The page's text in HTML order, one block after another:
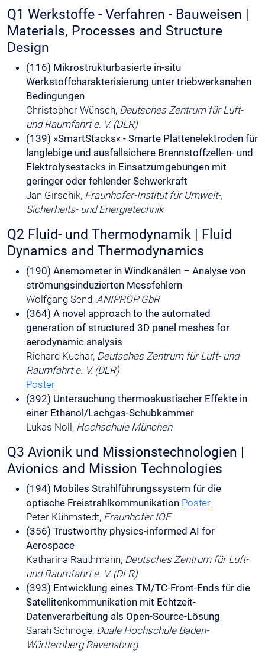
Q1 Werkstoffe - Verfahren - Bauweisen |
Materials, Processes and Structure
Design
(116) Mikrostrukturbasierte in-situ
Werkstoffcharakterisierung unter triebwerksnahen
Bedingungen
Christopher Wünsch, Deutsches Zentrum für Luft-
und Raumfahrt e. V. (DLR)
(139) »SmartStacks« - Smarte Plattenelektroden für
langlebige und ausfallsichere Brennstoffzellen- und
Elektrolysestacks in Einsatzumgebungen mit
geringer oder fehlender Schwerkraft
Jan Girschik, Fraunhofer-Institut für Umwelt-,
Sicherheits- und Energietechnik
Q2 Fluid- und Thermodynamik | Fluid
Dynamics and Thermodynamics
(190) Anemometer in Windkanälen – Analyse von
strömungsinduzierten Messfehlern
Wolfgang Send, ANIPROP GbR
(364) A novel approach to the automated
generation of structured 3D panel meshes for
aerodynamic analysis
Richard Kuchar, Deutsches Zentrum für Luft- und
Raumfahrt e. V. (DLR)
Poster
(392) Untersuchung thermoakustischer Effekte in
einer Ethanol/Lachgas-Schubkammer
Lukas Noll, Hochschule München
Q3 Avionik und Missionstechnologien |
Avionics and Mission Technologies
(194) Mobiles Strahlführungssystem für die
optische Freistrahlkommunikation Poster
Peter Kühmstedt, Fraunhofer IOF
(356) Trustworthy physics-informed AI for
Aerospace
Katharina Rauthmann, Deutsches Zentrum für Luft-
und Raumfahrt e. V. (DLR)
(393) Entwicklung eines TM/TC-Front-Ends für die
Satellitenkommunikation mit Echtzeit-
Datenverarbeitung als Open-Source-Lösung
Sarah Schnöge, Duale Hochschule Baden-
Württemberg Ravensburg